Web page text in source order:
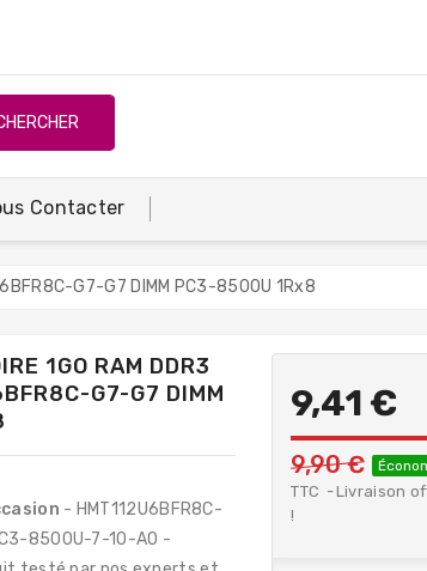
Contacter
G7-G7 DIMM PC3-8500U 1Rx8
1GO RAM DDR3
G7-G7 DIMM
- HMT112U6BFR8C-
8500U-7-10-A0 -
9,41 €
9,90 €
TTC
Livraison
!